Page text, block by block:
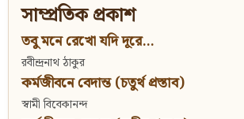
সাম্প্রতিক প্রকাশ
তবু মনে রেখো যদি দূরে...
রবীন্দ্রনাথ ঠাকুর
কর্মজীবনে বেদান্ত (চতুর্থ প্রস্তাব)
স্বামী বিবেকানন্দ